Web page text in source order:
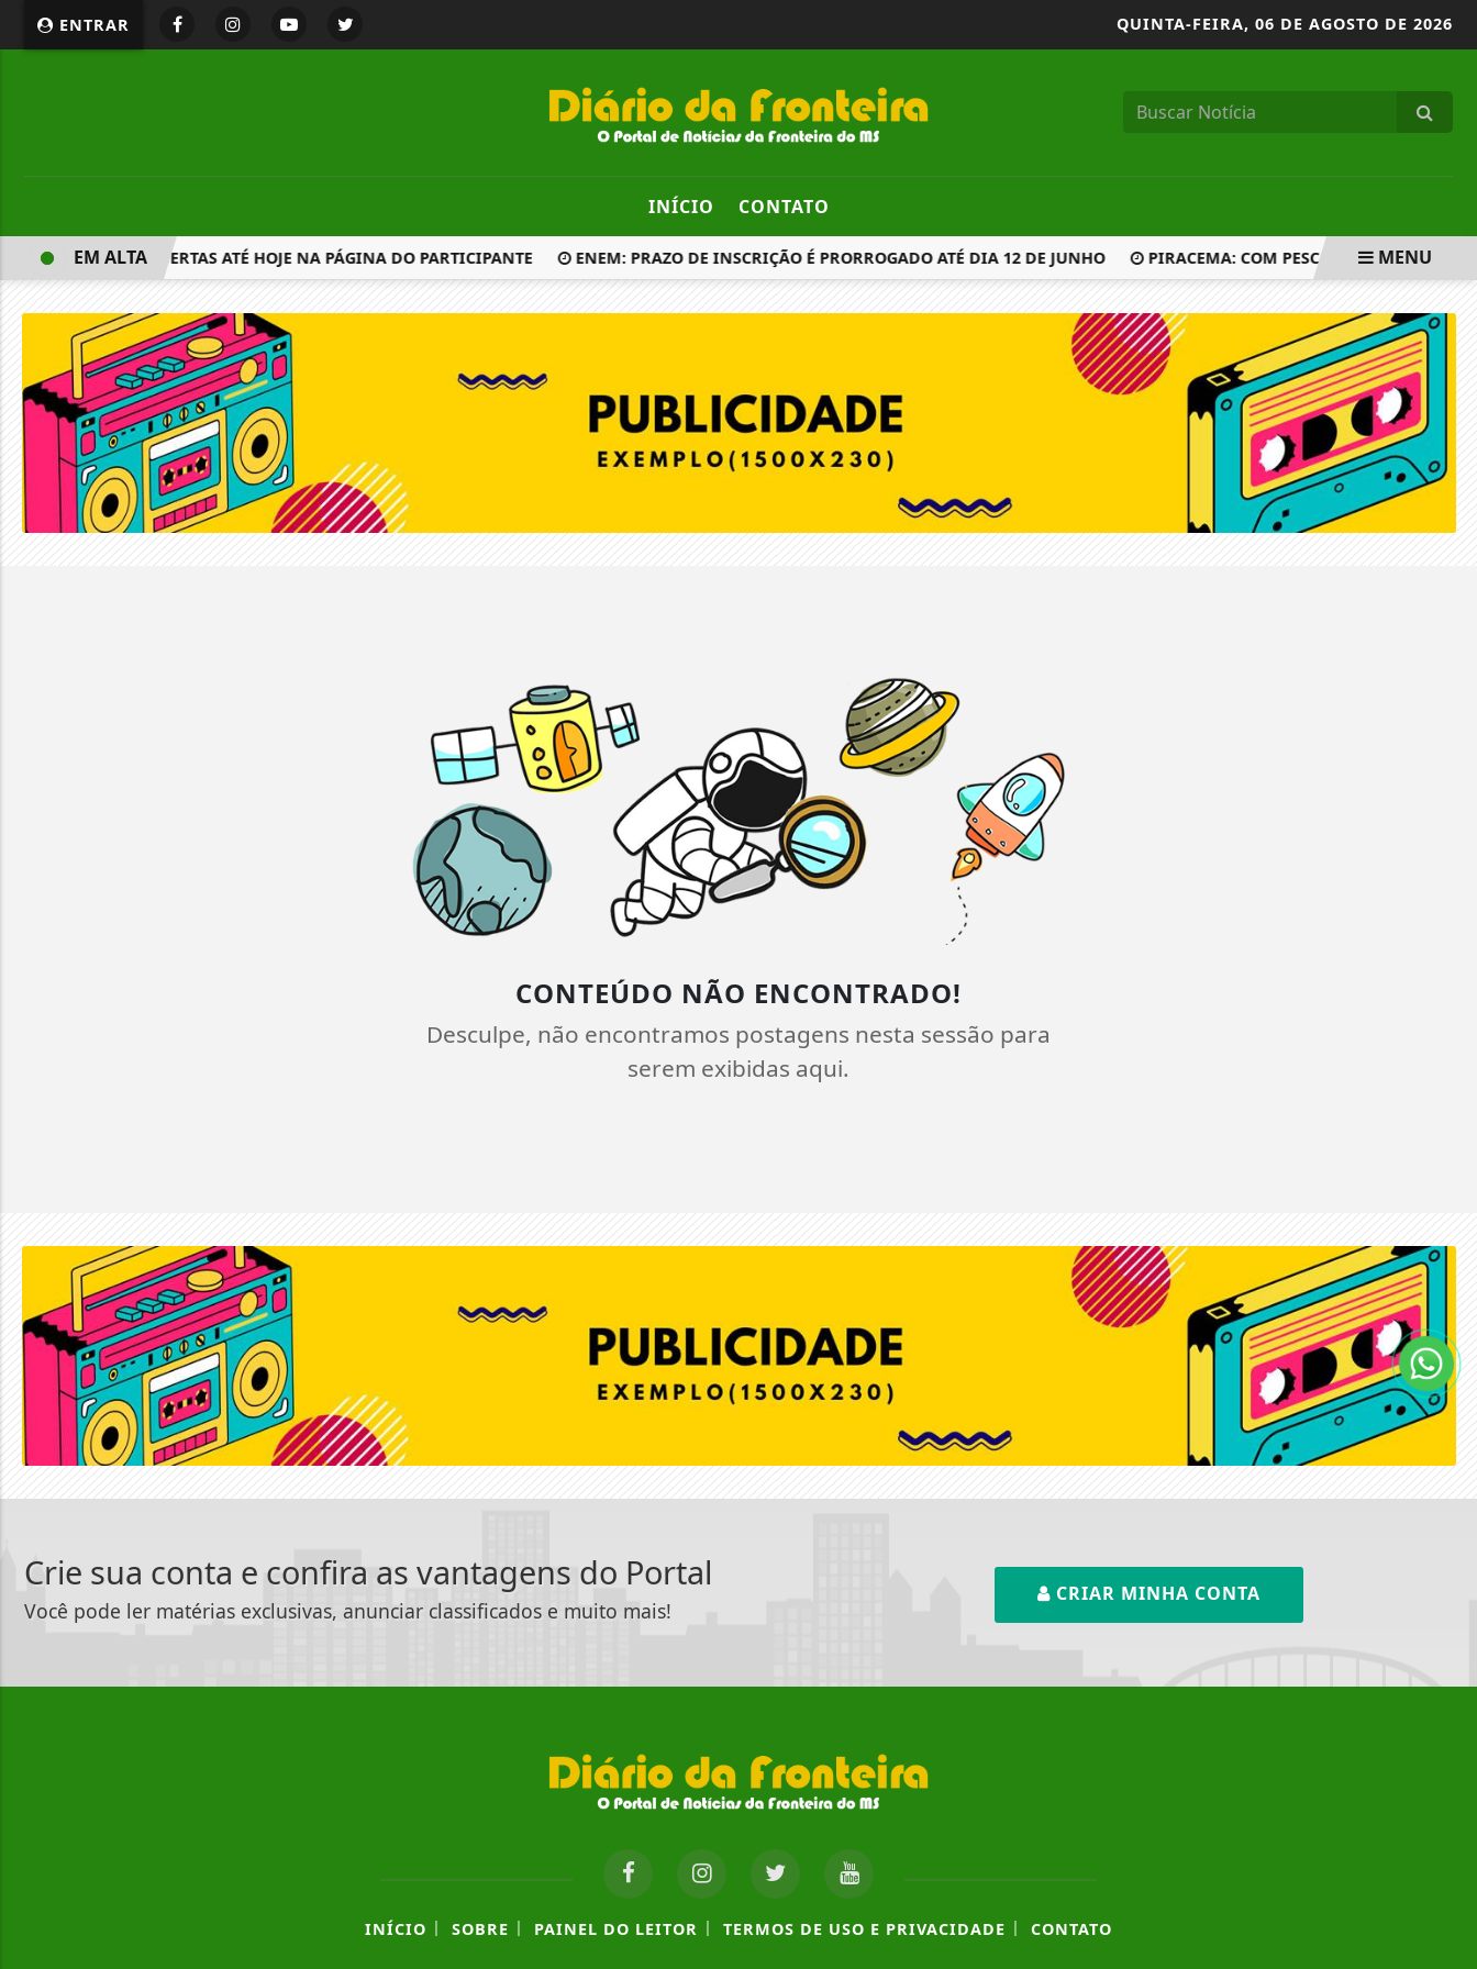
ENTRAR QUINTA-FEIRA, 06 DE AGOSTO DE 2026
INÍCIO CONTATO
ESTÃO ABERTAS ATÉ HOJE NA PÁGINA DO PARTICIPANTE ENEM: PRAZO DE INSCRIÇÃO É PRORROGADO ATÉ DIA 12 DE JUNHO PIRACEMA: COM PESCA PROIBIDA EM MS
EM ALTA MENU
CONTEÚDO NÃO ENCONTRADO!
Desculpe, não encontramos postagens nesta sessão para
serem exibidas aqui.
Crie sua conta e confira as vantagens do Portal
Você pode ler matérias exclusivas, anunciar classificados e muito mais!
CRIAR MINHA CONTA
INÍCIO | SOBRE | PAINEL DO LEITOR | TERMOS DE USO E PRIVACIDADE | CONTATO